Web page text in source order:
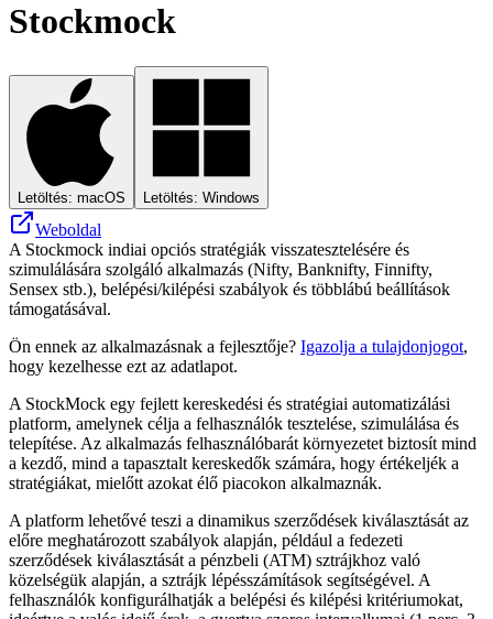
Stockmock
Letöltés: macOS Letöltés: Windows
Weboldal
A Stockmock indiai opciós stratégiák visszatesztelésére és
szimulálására szolgáló alkalmazás (Nifty, Banknifty, Finnifty,
Sensex stb.), belépési/kilépési szabályok és többlábú beállítások
támogatásával.
Ön ennek az alkalmazásnak a fejlesztője? Igazolja a tulajdonjogot,
hogy kezelhesse ezt az adatlapot.
A StockMock egy fejlett kereskedési és stratégiai automatizálási
platform, amelynek célja a felhasználók tesztelése, szimulálása és
telepítése. Az alkalmazás felhasználóbarát környezetet biztosít mind
a kezdő, mind a tapasztalt kereskedők számára, hogy értékeljék a
stratégiákat, mielőtt azokat élő piacokon alkalmaznák.
A platform lehetővé teszi a dinamikus szerződések kiválasztását az
előre meghatározott szabályok alapján, például a fedezeti
szerződések kiválasztását a pénzbeli (ATM) sztrájkhoz való
közelségük alapján, a sztrájk lépésszámítások segítségével. A
felhasználók konfigurálhatják a belépési és kilépési kritériumokat,